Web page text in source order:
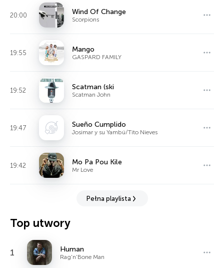
20:00 Wind Of Change
Scorpions
19:55 Mango
GASPARD FAMILY
19:52 Scatman (ski
Scatman John
19:47 Sueño Cumplido
Josimar y su Yambú/Tito Nieves
19:42 Mo Pa Pou Kile
Mr Love
Pełna playlista
Top utwory
1 Human
Rag'n'Bone Man